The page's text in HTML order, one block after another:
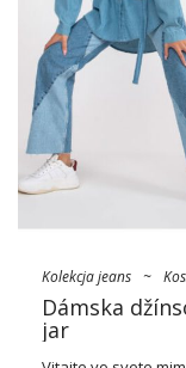
Kolekcja jeans ~
Dámska
jar